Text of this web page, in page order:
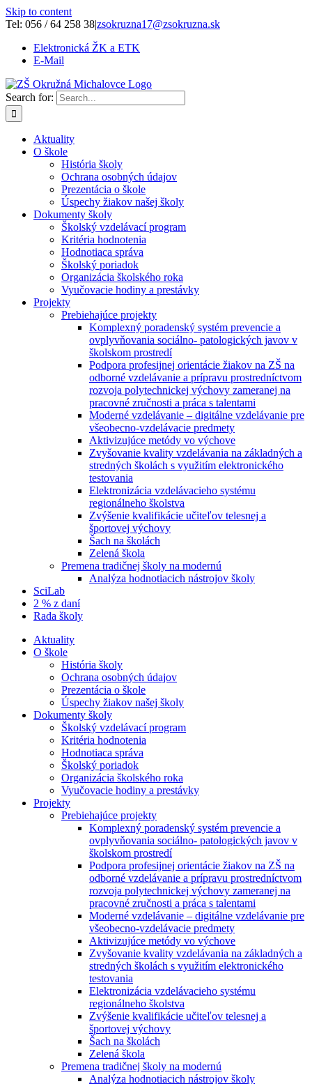
Skip to content
Tel: 056 / 64 258 38|zsokruzna17@zsokruzna.sk
Elektronická ŽK a ETK
E-Mail
Search for:
Aktuality
O škole
História školy
Ochrana osobných údajov
Prezentácia o škole
Úspechy žiakov našej školy
Dokumenty školy
Školský vzdelávací program
Kritéria hodnotenia
Hodnotiaca správa
Školský poriadok
Organizácia školského roka
Vyučovacie hodiny a prestávky
Projekty
Prebiehajúce projekty
Komplexný poradenský systém prevencie a
ovplyvňovania sociálno- patologických javov v
školskom prostredí
Podpora profesijnej orientácie žiakov na ZŠ na
odborné vzdelávanie a prípravu prostredníctvom
rozvoja polytechnickej výchovy zameranej na
pracovné zručnosti a práca s talentami
Moderné vzdelávanie – digitálne vzdelávanie pre
všeobecno-vzdelávacie predmety
Aktivizujúce metódy vo výchove
Zvyšovanie kvality vzdelávania na základných a
stredných školách s využitím elektronického
testovania
Elektronizácia vzdelávacieho systému
regionálneho školstva
Zvýšenie kvalifikácie učiteľov telesnej a
športovej výchovy
Šach na školách
Zelená škola
Premena tradičnej školy na modernú
Analýza hodnotiacich nástrojov školy
SciLab
2 % z daní
Rada školy
Aktuality
O škole
História školy
Ochrana osobných údajov
Prezentácia o škole
Úspechy žiakov našej školy
Dokumenty školy
Školský vzdelávací program
Kritéria hodnotenia
Hodnotiaca správa
Školský poriadok
Organizácia školského roka
Vyučovacie hodiny a prestávky
Projekty
Prebiehajúce projekty
Komplexný poradenský systém prevencie a
ovplyvňovania sociálno- patologických javov v
školskom prostredí
Podpora profesijnej orientácie žiakov na ZŠ na
odborné vzdelávanie a prípravu prostredníctvom
rozvoja polytechnickej výchovy zameranej na
pracovné zručnosti a práca s talentami
Moderné vzdelávanie – digitálne vzdelávanie pre
všeobecno-vzdelávacie predmety
Aktivizujúce metódy vo výchove
Zvyšovanie kvality vzdelávania na základných a
stredných školách s využitím elektronického
testovania
Elektronizácia vzdelávacieho systému
regionálneho školstva
Zvýšenie kvalifikácie učiteľov telesnej a
športovej výchovy
Šach na školách
Zelená škola
Premena tradičnej školy na modernú
Analýza hodnotiacich nástrojov školy